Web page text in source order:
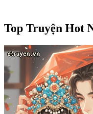
Top Truyện Hot